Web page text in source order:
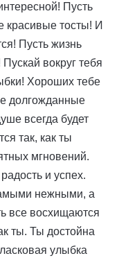
Пусть
красивые тосты! И
Пусть жизнь
вокруг тебя
Хороших тебе
долгожданные
всегда будет
так, как ты
мгновений.
и успех.
нежными, а
все восхищаются
ты. Ты достойна
улыбка